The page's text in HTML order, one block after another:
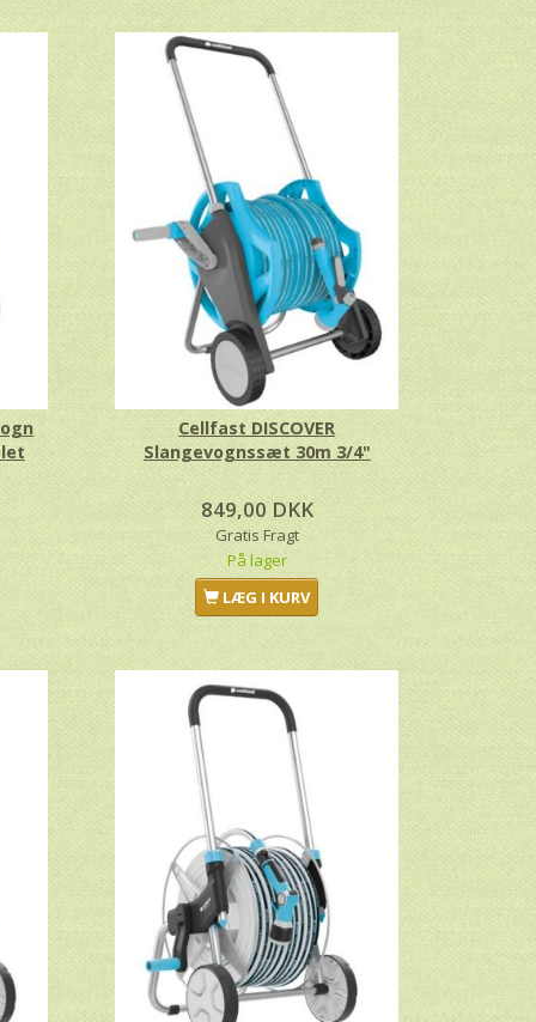
Cellfast DISCOVER
Slangevognssæt 30m 3/4"
849,00 DKK
Gratis Fragt
På lager
LÆG I KURV